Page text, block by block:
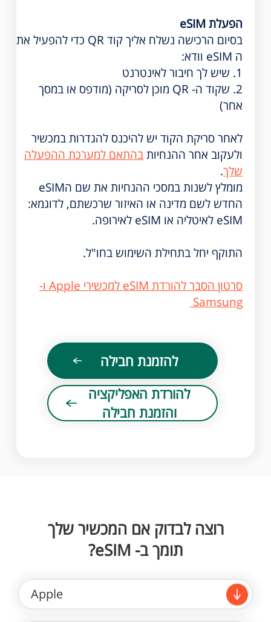
הפעלת eSIM
בסיום הרכישה נשלח אליך קוד QR כדי להפעיל את
ה eSIM וודא:
1. שיש לך חיבור לאינטרנט
2. שקוד ה- QR מוכן לסריקה (מודפס או במסך
אחר)
לאחר סריקת הקוד יש להיכנס להגדרות במכשיר
ולעקוב אחר ההנחיותבהתאם למערכת ההפעלה
שלך.
מומלץ לשנות במסכי ההנחיות את שם הeSIM
החדש לשם מדינה או האיזור שרכשתם, לדוגמא:
eSIM לאיטליה או eSIM לאירופה.
התוקף יחל בתחילת השימוש בחו"ל.
סרטון הסבר להורדת eSIM למכשירי Apple ו-
Samsung
להזמנת חבילה
להורדת האפליקציה
והזמנת חבילה
רוצה לבדוק אם המכשיר שלך
תומך ב- eSIM?
Apple